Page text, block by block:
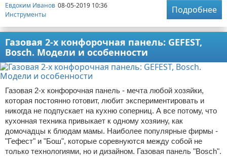
Евдоким Иванов 08-05-2019 10:36
Инструменты
Подробнее
Газовая 2-х конфорочная панель: GEFEST,
Bosch. Модели и особенности
Газовая 2-х конфорочная панель - мечта любой хозяйки,
которая постоянно готовит, любит экспериментировать и
никогда не подпускает на кухню соперниц. А все потому, что
кухонная техника привыкает к одному хозяину, как
домочадцы к блюдам мамы. Наиболее популярные фирмы -
"Гефест" и "Бош", которые соревнуются между собой не
только технологиями, но и дизайном. Газовая панель "Bosch".